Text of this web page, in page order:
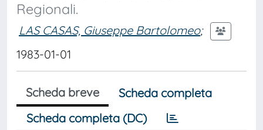
Regionali.
LAS CASAS, Giuseppe Bartolomeo;
1983-01-01
Scheda breve
Scheda completa
Scheda completa (DC)